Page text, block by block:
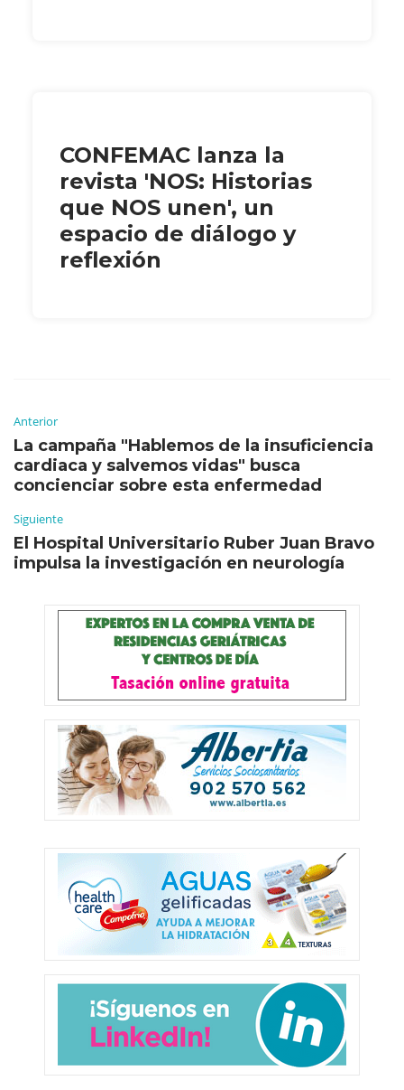
CONFEMAC lanza la
revista 'NOS: Historias
que NOS unen', un
espacio de diálogo y
reflexión
Anterior
La campaña "Hablemos de la insuficiencia
cardiaca y salvemos vidas" busca
concienciar sobre esta enfermedad
Siguiente
El Hospital Universitario Ruber Juan Bravo
impulsa la investigación en neurología